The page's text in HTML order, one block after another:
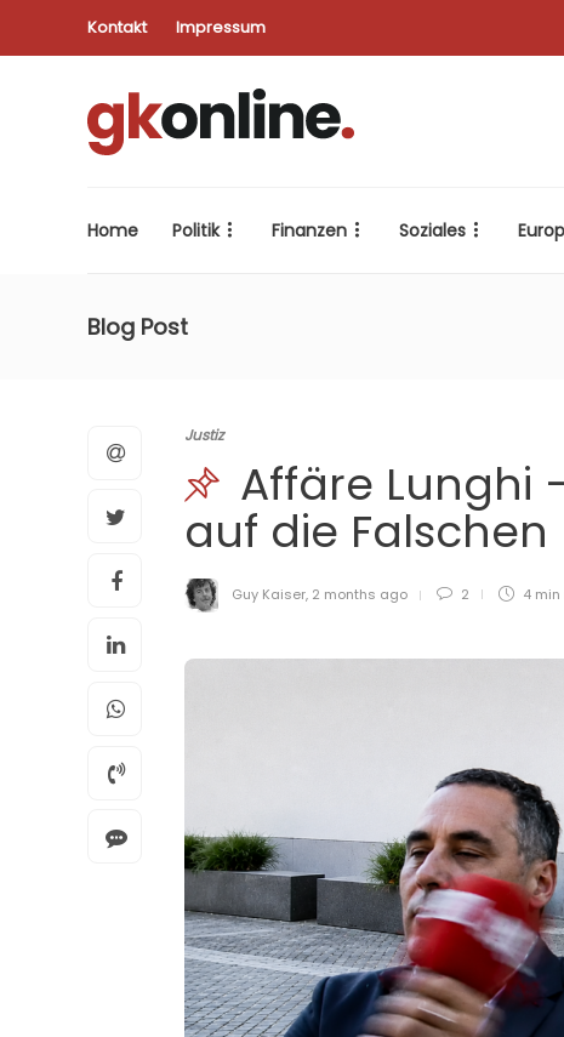
Kontakt Impressum
Home Politik Finanzen Soziales
Blog Post
Justiz
Affäre Lunghi
auf die Falschen
Guy Kaiser, 2 months ago 2 4 min